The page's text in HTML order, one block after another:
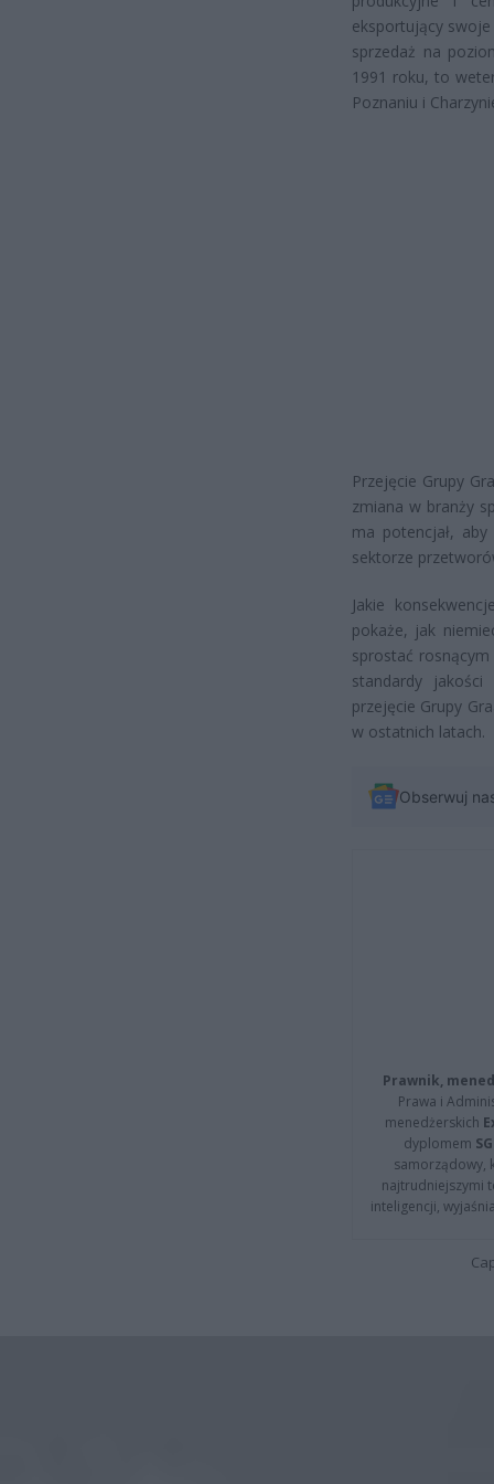
eksportujący
sprzedaż na
1991 roku, to
Poznaniu i
Przejęcie Grupy
zmiana w branży
ma potencjał,
sektorze
Jakie
pokaże, jak
sprostać
standardy
przejęcie Grupy
w ostatnich latach.
Obserwuj
Prawnik,
Prawa i
menedżerskich
dyplomem
samorządowy,
najtrudniejszymi
inteligencji,